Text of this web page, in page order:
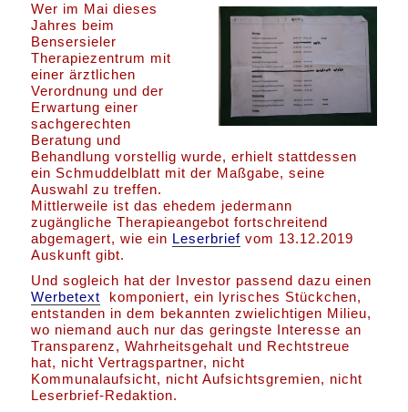
Wer im Mai dieses
Jahres beim
Bensersieler
Therapiezentrum mit
einer ärztlichen
Verordnung und der
Erwartung einer
sachgerechten
Beratung und
Behandlung vorstellig wurde, erhielt stattdessen
ein Schmuddelblatt mit der Maßgabe, seine
Auswahl zu treffen.
Mittlerweile ist das ehedem jedermann
zugängliche Therapieangebot fortschreitend
abgemagert, wie ein Leserbrief vom 13.12.2019
Auskunft gibt.
Und sogleich hat der Investor passend dazu einen
Werbetext komponiert, ein lyrisches Stückchen,
entstanden in dem bekannten zwielichtigen Milieu,
wo niemand auch nur das geringste Interesse an
Transparenz, Wahrheitsgehalt und Rechtstreue
hat, nicht Vertragspartner, nicht
Kommunalaufsicht, nicht Aufsichtsgremien, nicht
Leserbrief-Redaktion.